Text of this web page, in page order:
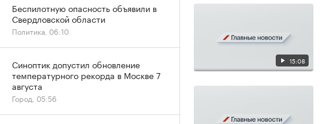
15:08
Беспилотную опасность объявили в
Свердловской области
Политика, 06:10
Синоптик допустил обновление
температурного рекорда в Москве 7
августа
Город, 05:56